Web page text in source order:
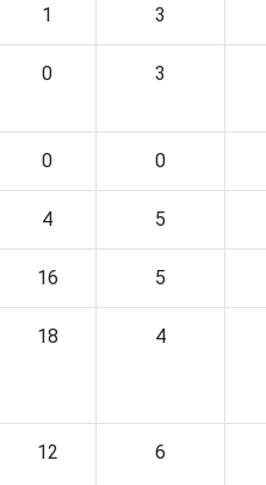
1 3
0 3
0 0
4 5
16 5
18 4
12 6